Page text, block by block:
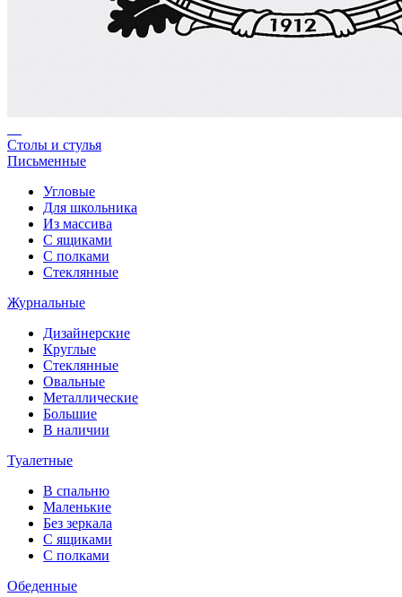
Столы и стулья
Письменные
Угловые
Для школьника
Из массива
С ящиками
С полками
Стеклянные
Журнальные
Дизайнерские
Круглые
Стеклянные
Овальные
Металлические
Большие
В наличии
Туалетные
В спальню
Маленькие
Без зеркала
С ящиками
С полками
Обеденные